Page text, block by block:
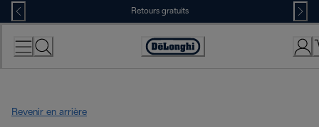
Skip
to
Content
Retours gratuits
Déclaration
Revenir en arrière